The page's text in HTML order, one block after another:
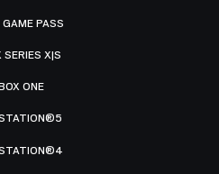
GAME PASS
SERIES X|S
ONE